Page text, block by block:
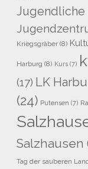
Jugendliche
Kriegsgräber (8)
Harburg (8) Kurs (7)
(17) LK
(24) Putensen (7)
Salzhausen
Tag der sauberen